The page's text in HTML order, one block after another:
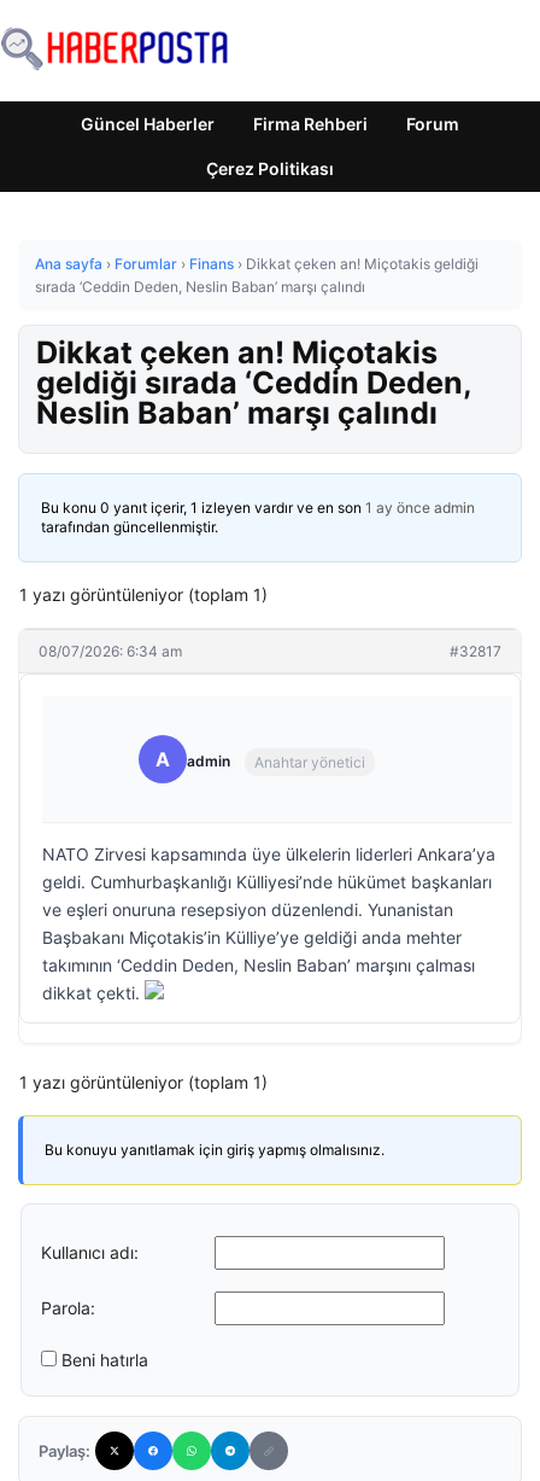
Güncel Haberler Firma Rehberi Forum
Çerez Politikası
Ana sayfa › Forumlar › Finans › Dikkat çeken an! Miçotakis geldiği
sırada ‘Ceddin Deden, Neslin Baban’ marşı çalındı
Dikkat çeken an! Miçotakis
geldiği sırada ‘Ceddin Deden,
Neslin Baban’ marşı çalındı
Bu konu 0 yanıt içerir, 1 izleyen vardır ve en son 1 ay önce admin
tarafından güncellenmiştir.
1 yazı görüntüleniyor (toplam 1)
08/07/2026: 6:34 am #32817
A admin Anahtar yönetici
NATO Zirvesi kapsamında üye ülkelerin liderleri Ankara’ya
geldi. Cumhurbaşkanlığı Külliyesi’nde hükümet başkanları
ve eşleri onuruna resepsiyon düzenlendi. Yunanistan
Başbakanı Miçotakis’in Külliye’ye geldiği anda mehter
takımının ‘Ceddin Deden, Neslin Baban’ marşını çalması
dikkat çekti.
1 yazı görüntüleniyor (toplam 1)
Bu konuyu yanıtlamak için giriş yapmış olmalısınız.
Kullanıcı adı:
Parola:
Beni hatırla
Paylaş: